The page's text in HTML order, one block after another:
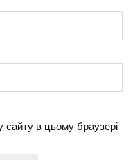
сайту в цьому браузері